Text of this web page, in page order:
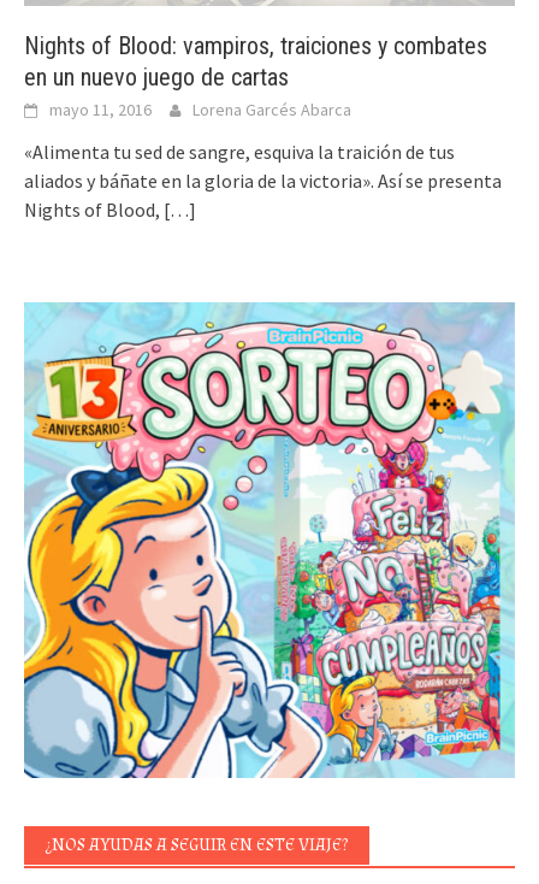
Nights of Blood: vampiros, traiciones y combates
en un nuevo juego de cartas
mayo 11, 2016 Lorena Garcés Abarca
«Alimenta tu sed de sangre, esquiva la traición de tus
aliados y báñate en la gloria de la victoria». Así se presenta
Nights of Blood, […]
¿NOS AYUDAS A SEGUIR EN ESTE VIAJE?